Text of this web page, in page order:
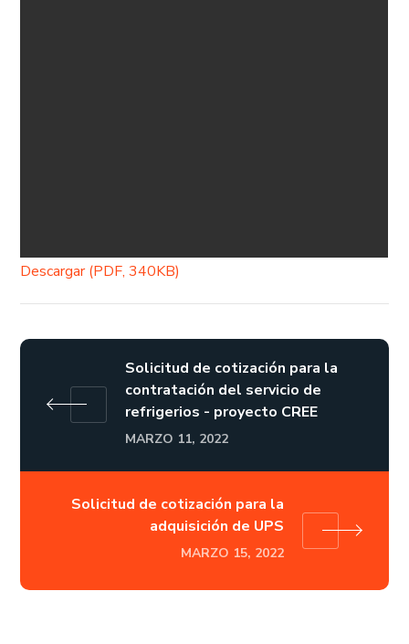
Descargar (PDF, 340KB)
Solicitud de cotización para la
contratación del servicio de
refrigerios - proyecto CREE
MARZO 11, 2022
Solicitud de cotización para la
adquisición de UPS
MARZO 15, 2022